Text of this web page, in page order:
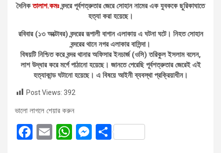
দৈনিকতালাশ.কমঃবন্দরে পূর্বশত্রুতার জেরে সোহান নামের এক যুবককে ছুরিকাঘাতে
হত্যা করা হয়েছে।
রবিবার (১৩ অক্টোবর) বন্দরের রূপালী বাগান এলাকায় এ ঘটনা ঘটে। নিহত সোহান
বন্দরের থানে নগর এলাকার বাসিন্দা।
বিষয়টি নিশ্চিত করে বন্দর থানার অফিসার ইনচার্জ (ওসি) তরিকুল ইসলাম বলেন,
লাশ উদ্ধার করে মর্গে পাঠানো হয়েছে। জানতে পেরেছি পূর্বশত্রুতার জেরেই এই
হত্যাকান্ড ঘটানো হয়েছে। এ বিষয়ে আইনী ব্যবস্থা প্রক্রিয়াধীন।
Post Views: 392
ভালো লাগলে শেয়ার করুন
F
E
W M S